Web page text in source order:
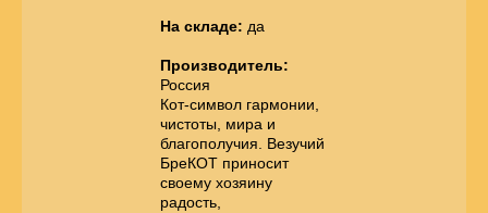
На складе: да
Производитель:
Россия
Кот-символ гармонии,
чистоты, мира и
благополучия. Везучий
БреКОТ приносит
своему хозяину
радость,